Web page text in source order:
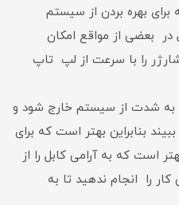
برای بهره بردن از سیستم
در بعضی از مواقع امکان
را با سرعت از لپ تاپ
به شدت از سیستم خارج شود و
بنابراین بهتر است که برای
است که به آرامی‌ کابل را از
را انجام ندهید تا به